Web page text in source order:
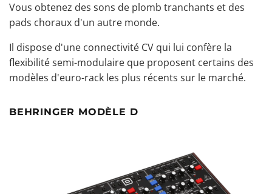
Vous obtenez des sons de plomb tranchants et des
pads choraux d'un autre monde.
Il dispose d'une connectivité CV qui lui confère la
flexibilité semi-modulaire que proposent certains des
modèles d'euro-rack les plus récents sur le marché.
BEHRINGER MODÈLE D